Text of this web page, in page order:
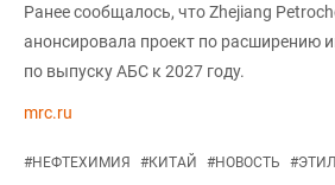
Ранее сообщалось, что Zhejiang
анонсировала проект по расширению
по выпуску АБС к 2027 году.
mrc.ru
#НЕФТЕХИМИЯ #КИТАЙ #НОВОСТЬ #